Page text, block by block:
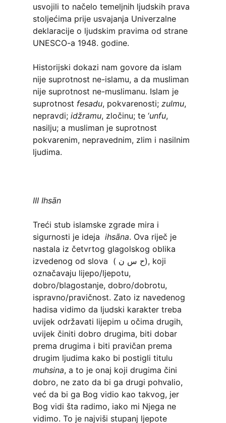
usvojili to načelo temeljnih ljudskih prava
stoljećima prije usvajanja Univerzalne
deklaracije o ljudskim pravima od strane
UNESCO-a 1948. godine.
Historijski dokazi nam govore da islam
nije suprotnost ne-islamu, a da musliman
nije suprotnost ne-muslimanu. Islam je
suprotnost fesadu, pokvarenosti; zulmu,
nepravdi; idžramu, zločinu; te ‘unfu,
nasilju; a musliman je suprotnost
pokvarenim, nepravednim, zlim i nasilnim
ljudima.
III Ihsān
Treći stub islamske zgrade mira i
sigurnosti je ideja ihsāna. Ova riječ je
nastala iz četvrtog glagolskog oblika
izvedenog od slova ( ح س ن), koji
označavaju lijepo/ljepotu,
dobro/blagostanje, dobro/dobrotu,
ispravno/pravičnost. Zato iz navedenog
hadisa vidimo da ljudski karakter treba
uvijek održavati lijepim u očima drugih,
uvijek činiti dobro drugima, biti dobar
prema drugima i biti pravičan prema
drugim ljudima kako bi postigli titulu
muhsina, a to je onaj koji drugima čini
dobro, ne zato da bi ga drugi pohvalio,
već da bi ga Bog vidio kao takvog, jer
Bog vidi šta radimo, iako mi Njega ne
vidimo. To je najviši stupanj ljepote